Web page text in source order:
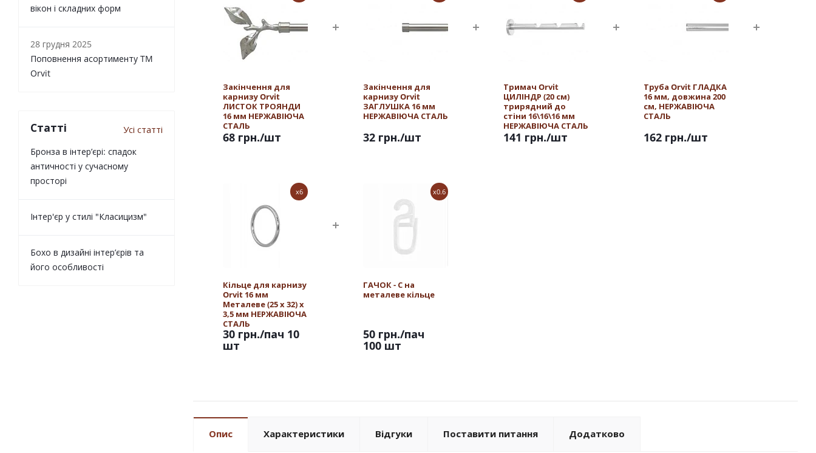
Закінчення для
карнизу Orvit
ЛИСТОК ТРОЯНДИ
16 мм НЕРЖАВІЮЧА
СТАЛЬ
68 грн./шт
Закінчення для
карнизу Orvit
ЗАГЛУШКА 16 мм
НЕРЖАВІЮЧА СТАЛЬ
32 грн./шт
Тримач Orvit
ЦИЛІНДР (20 см)
трирядний до
стіни 16\16\16 мм
НЕРЖАВІЮЧА СТАЛЬ
141 грн./шт
Труба Orvit ГЛАДКА
16 мм, довжина 200
см, НЕРЖАВІЮЧА
СТАЛЬ
162 грн./шт
x6
Кільце для карнизу
Orvit 16 мм
Металеве (25 х 32) х
3,5 мм НЕРЖАВІЮЧА
СТАЛЬ
30 грн./пач 10
шт
x0.6
ГАЧОК - С на
металеве кільце
50 грн./пач
100 шт
Опис Характеристики Відгуки Поставити питання Додатково
вікон і складних форм
28 грудня 2025
Поповнення асортименту TM
Orvit
Статті Усі статті
Бронза в інтер’єрі: спадок
античності у сучасному
просторі
Інтер'єр у стилі "Класицизм"
Бохо в дизайні інтер’єрів та
його особливості